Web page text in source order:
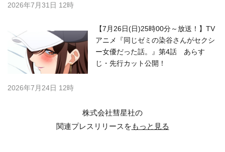
2026年7月31日 12時
【7月26日(日)25時00分～放送！】TV
アニメ『同じゼミの染谷さんがセクシ
ー女優だった話。』第4話 あらす
じ・先行カット公開！
2026年7月24日 12時
株式会社彗星社の
関連プレスリリースをもっと見る